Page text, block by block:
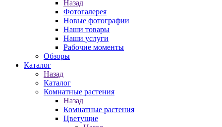
Назад
Фотогалерея
Новые фотографии
Наши товары
Наши услуги
Рабочие моменты
Обзоры
Каталог
Назад
Каталог
Комнатные растения
Назад
Комнатные растения
Цветущие